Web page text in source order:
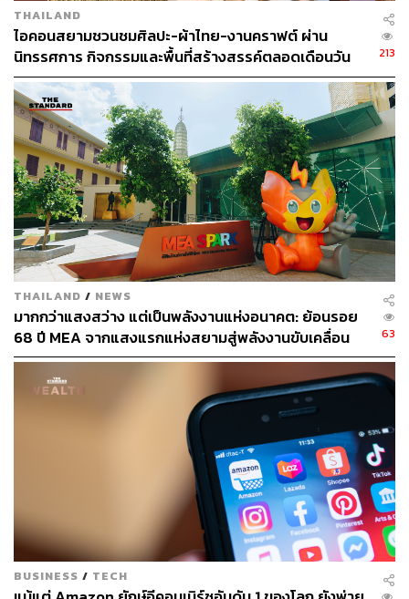
The Challenging Responsibility
เจนนี่:สิ่งที่ประทับใจบริษัทมากที่สุดคือ การให้โอกาสเจนนี่
คิดคอนเซปต์และเปิดตัว Shogi น้องหมาคอร์กี้ มาสคอตของ
Shopee ประเทศไทยค่ะ โปรเจกต์นี้ทำให้เจนนี่ได้เรียนรู้ถึง
ความแตกต่างของการทำงานในชีวิตจริงกับทฤษฎีใน
ห้องเรียน และได้เข้าใจจริงๆ ถึงความรับผิดชอบ ความกดดัน
ของการทำงาน และการจัดการและสื่อสารกับหลายๆ ทีมและ
หลายๆ ฝ่าย ทั้งผู้บริหารไปจนถึงผู้ใช้ Shopee ค่ะ”
จุดรวมที่ทุกครั้งพูดเป็นเสียงเดียวกันคือ ตั้งแต่เริ่มทำงานมา
ก็ได้ทำอะไรที่ท้าทายมาเสมอ ตั้งแต่การเริ่มธุรกิจใหม่ๆ ใน
เมืองไทยของบริษัท การมีส่วนผลักดันในธุรกิจที่สำคัญ และ
ไม่ว่าจะเป็นดูแลทีมที่มีคนจำนวนหลายร้อยคนที่กระจายอยู่
ทั่วประเทศ หรือการร่วมเปิดผลิตภัณฑ์ใหม่ๆ ของบริษัท
THAILAND
ไอคอนสยามชวนชมศิลปะ-ผ้าไทย-งานคราฟต์ ผ่าน
นิทรรศการ กิจกรรมและพื้นที่สร้างสรรค์ตลอดเดือนวัน
แม่ [ADVERTORIAL]
213
THAILAND / NEWS
มากกว่าแสงสว่าง แต่เป็นพลังงานแห่งอนาคต: ย้อนรอย
68 ปี MEA จากแสงแรกแห่งสยามสู่พลังงานขับเคลื่อน
เมือง ผ่าน MEA SPARK
63
BUSINESS / TECH